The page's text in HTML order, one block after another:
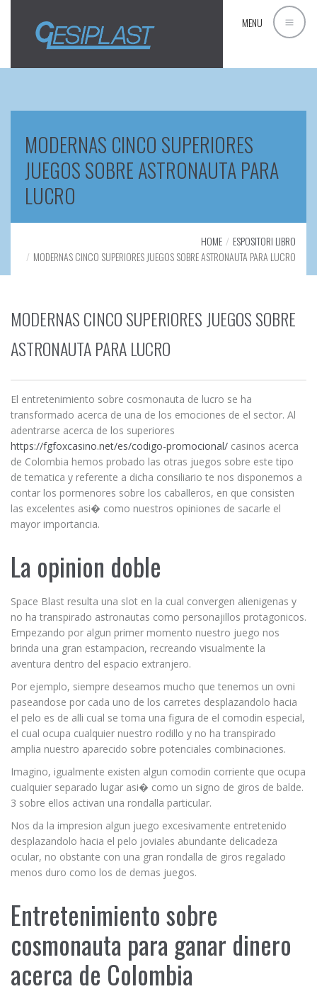
MENU
MODERNAS CINCO SUPERIORES
JUEGOS SOBRE ASTRONAUTA PARA
LUCRO
HOME
ESPOSITORI LIBRO
MODERNAS CINCO SUPERIORES JUEGOS SOBRE ASTRONAUTA PARA LUCRO
MODERNAS CINCO SUPERIORES JUEGOS SOBRE
ASTRONAUTA PARA LUCRO
El entretenimiento sobre cosmonauta de lucro se ha
transformado acerca de una de los emociones de el sector. Al
adentrarse acerca de los superiores
https://fgfoxcasino.net/es/codigo-promocional/ casinos acerca
de Colombia hemos probado las otras juegos sobre este tipo
de tematica y referente a dicha consiliario te nos disponemos a
contar los pormenores sobre los caballeros, en que consisten
las excelentes asi� como nuestros opiniones de sacarle el
mayor importancia.
La opinion doble
Space Blast resulta una slot en la cual convergen alienigenas y
no ha transpirado astronautas como personajillos protagonicos.
Empezando por algun primer momento nuestro juego nos
brinda una gran estampacion, recreando visualmente la
aventura dentro del espacio extranjero.
Por ejemplo, siempre deseamos mucho que tenemos un ovni
paseandose por cada uno de los carretes desplazandolo hacia
el pelo es de alli cual se toma una figura de el comodin especial,
el cual ocupa cualquier nuestro rodillo y no ha transpirado
amplia nuestro aparecido sobre potenciales combinaciones.
Imagino, igualmente existen algun comodin corriente que ocupa
cualquier separado lugar asi� como un signo de giros de balde.
3 sobre ellos activan una rondalla particular.
Nos da la impresion algun juego excesivamente entretenido
desplazandolo hacia el pelo joviales abundante delicadeza
ocular, no obstante con una gran rondalla de giros regalado
menos duro como los de demas juegos.
Entretenimiento sobre
cosmonauta para ganar dinero
acerca de Colombia